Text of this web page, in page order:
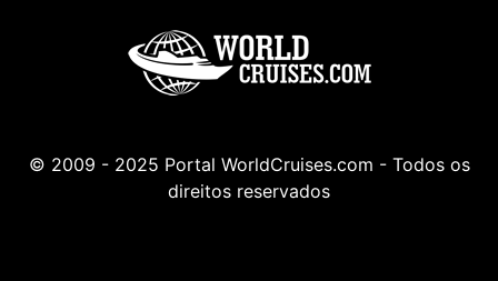
© 2009 - 2025 Portal WorldCruises.com - Todos os
direitos reservados